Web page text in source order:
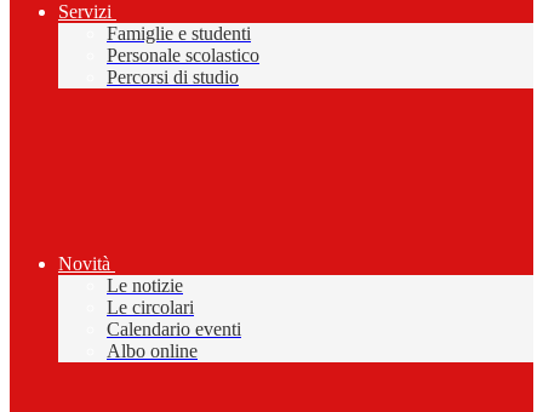
Servizi
Famiglie e studenti
Personale scolastico
Percorsi di studio
Novità
Le notizie
Le circolari
Calendario eventi
Albo online